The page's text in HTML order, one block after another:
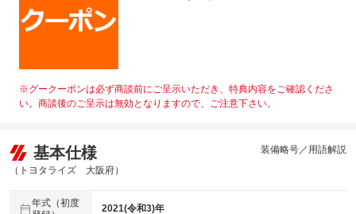
※グークーポンは必ず商談前にご呈示いただき、特典内容をご確認くださ
い。商談後のご呈示は無効となりますので、ご注意下さい。
基本仕様
（トヨタライズ 大阪府）
装備略号／用語解説
年式（初度
2021(令和3)年